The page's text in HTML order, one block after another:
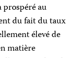
prospéré au
du fait du taux
élevé de
matière